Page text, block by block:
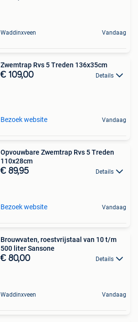
Waddinxveen Vandaag
Zwemtrap Rvs 5 Treden 136x35cm
€ 109,00 Details
Bezoek website Vandaag
Opvouwbare Zwemtrap Rvs 5 Treden
110x28cm
€ 89,95 Details
Bezoek website Vandaag
Brouwvaten, roestvrijstaal van 10 t/m
500 liter Sansone
€ 80,00 Details
Waddinxveen Vandaag